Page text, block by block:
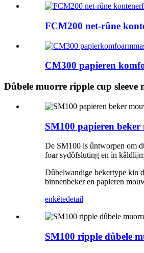
FCM200 net-rûne
CM300 papieren
Dûbele muorre ripple cup sleeve
SM100 papieren beker
De SM100 is ûntworpen om
foar sydôfsluting en in
Dûbelwandige bekertype kin
binnenbeker en papieren
enkêtedetail
SM100 ripple dûbele